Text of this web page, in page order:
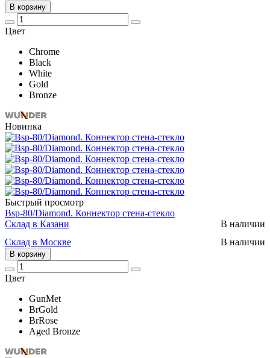
В корзину
Цвет
Chrome
Black
White
Gold
Bronze
Новинка
Быстрый просмотр
Bsp-80/Diamond. Коннектор стена-стекло
Склад в Казани
В наличии
Склад в Москве
В наличии
В корзину
Цвет
GunMet
BrGold
BrRose
Aged Bronze